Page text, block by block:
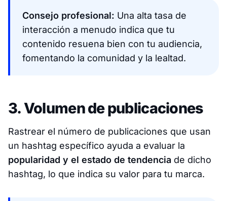
Consejo profesional: Una alta tasa de
interacción a menudo indica que tu
contenido resuena bien con tu audiencia,
fomentando la comunidad y la lealtad.​
3. Volumen de publicaciones
Rastrear el número de publicaciones que usan
un hashtag específico ayuda a evaluar la
popularidad y el estado de tendencia de dicho
hashtag, lo que indica su valor para tu marca.